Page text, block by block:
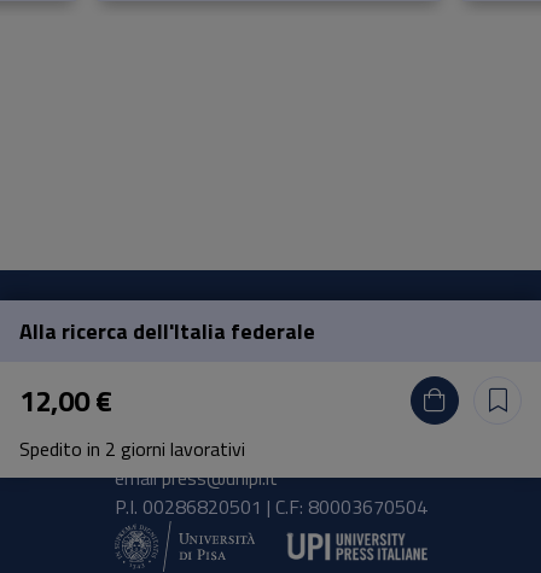
Alla ricerca dell'Italia federale
12,00 €
Spedito in 2 giorni lavorativi
Pisa University Press
Lungarno Pacinotti 43/44 56126 Pisa
tel.+39 050 2212056
emailpress@unipi.it
P.I. 00286820501 | C.F: 80003670504